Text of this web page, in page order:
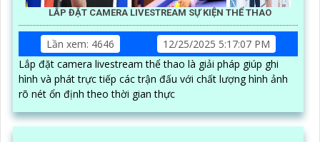
LẮP ĐẶT CAMERA LIVESTREAM SỰ KIỆN THỂ THAO
Lần xem: 4646
12/25/2025 5:17:07 PM
Lắp đặt camera livestream thể thao là giải pháp giúp ghi
hình và phát trực tiếp các trận đấu với chất lượng hình ảnh
rõ nét ổn định theo thời gian thực